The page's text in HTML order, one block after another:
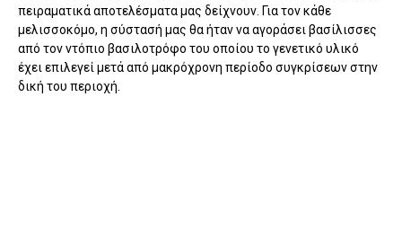
πειραματικά απο­τελέσματα μας δείχνουν. Για τον κάθε
μελισσοκόμο, η σύστασή μας θα ήταν να αγοράσει βασίλισσες
από τον ντόπιο βασιλοτρόφο του οποίου το γενετικό υλικό
έχει επιλεγεί μετά από μακρόχρονη περίοδο συγκρίσεων στην
δική του περιοχή.